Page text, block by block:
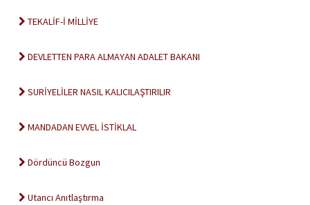
TEKALİF-İ MİLLİYE
DEVLETTEN PARA ALMAYAN ADALET BAKANI
SURİYELİLER NASIL KALICILAŞTIRILIR
MANDADAN EVVEL İSTİKLAL
Dördüncü Bozgun
Utancı Anıtlaştırma